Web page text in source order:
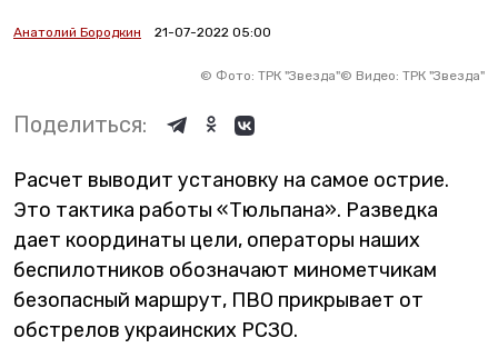
Анатолий Бородкин 21-07-2022 05:00
© Фото: ТРК "Звезда"© Видео: ТРК "Звезда"
Поделиться:
Расчет выводит установку на самое острие.
Это тактика работы «Тюльпана». Разведка
дает координаты цели, операторы наших
беспилотников обозначают минометчикам
безопасный маршрут, ПВО прикрывает от
обстрелов украинских РСЗО.